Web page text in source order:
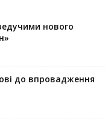
нового
до впровадження